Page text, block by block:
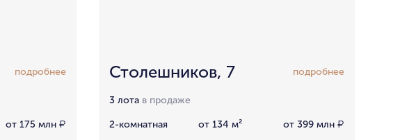
подробнее
от 175 млн ₽
Столешников, 7 подробнее
3 лота в продаже
2-комнатная от 134 м² от 399 млн ₽